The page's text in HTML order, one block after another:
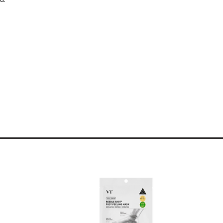
et régénérants,
des pores, prévient la
augmente l'élasticité et la
l'ovale et le contour du visage,
peau, favorise une meilleure
protège l'épiderme